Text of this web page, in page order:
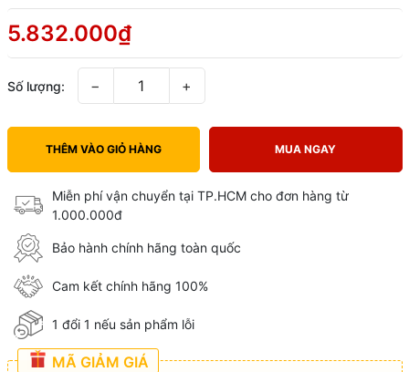
5.832.000₫
Số lượng: − +
THÊM VÀO GIỎ HÀNG MUA NGAY
Miễn phí vận chuyển tại TP.HCM cho đơn hàng từ
1.000.000đ
Bảo hành chính hãng toàn quốc
Cam kết chính hãng 100%
1 đổi 1 nếu sản phẩm lỗi
MÃ GIẢM GIÁ